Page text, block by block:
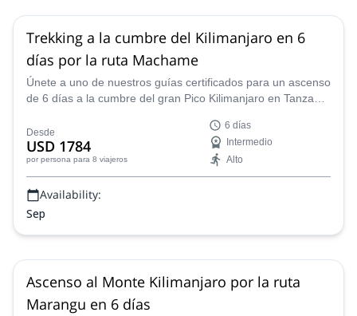
Trekking a la cumbre del Kilimanjaro en 6
días por la ruta Machame
Únete a uno de nuestros guías certificados para un ascenso
de 6 días a la cumbre del gran Pico Kilimanjaro en Tanzania
Desde
USD 1784
por persona para 8 viajeros
6 días
Intermedio
Alto
Availability:
Sep
Ascenso al Monte Kilimanjaro por la ruta
Marangu en 6 días